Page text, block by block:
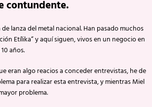
contundente.
lanza del metal nacional. Han pasado muchos
Etílika” y aquí siguen, vivos en un negocio en
años.
eran algo reacios a conceder entrevistas, he de
para realizar esta entrevista, y mientras Miel
problema.